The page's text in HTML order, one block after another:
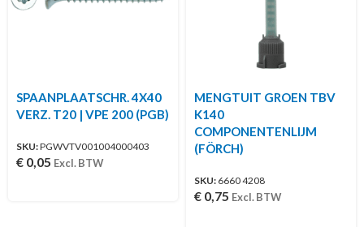
SPAANPLAATSCHR. 4X40
VERZ. T20 | VPE 200 (PGB)
SKU:PGWVTV001004000403
€ 0,05 Excl. BTW
MENGTUIT GROEN TBV
K140
COMPONENTENLIJM
(FÖRCH)
SKU: 6660 4208
€ 0,75 Excl. BTW